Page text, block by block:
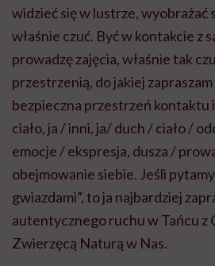
widzieć się w lustrze, wyobrażać
właśnie czuć. Być w kontakcie z
prowadzę zajęcia, właśnie tak
przestrzenią, do jakiej
bezpieczna przestrzeń kontaktu
ciało, ja / inni, ja/ duch / ciało /
emocje / ekspresja, dusza /
obejmowanie siebie. Jeśli
gwiazdami”, to ja najbardziej
autentycznego ruchu w Tańcu z
Zwierzęcą Naturą w Nas.